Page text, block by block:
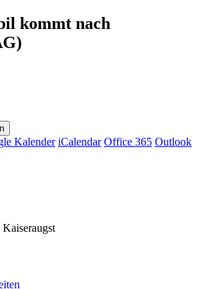
kommt nach
Kalender iCalendar Office 365 Outlook